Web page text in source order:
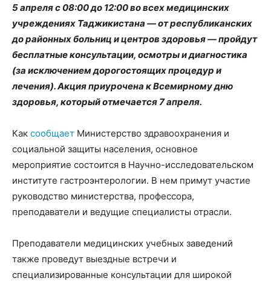
5 апреля с 08:00 до 12:00 во всех медицинских
учреждениях Таджикистана — от республиканских
до районных больниц и центров здоровья — пройдут
бесплатные консультации, осмотры и диагностика
(за исключением дорогостоящих процедур и
лечения). Акция приурочена к Всемирному дню
здоровья, который отмечается 7 апреля.
Как сообщает Министерство здравоохранения и
социальной защиты населения, основное
мероприятие состоится в Научно-исследовательском
институте гастроэнтерологии. В нем примут участие
руководство министерства, профессора,
преподаватели и ведущие специалисты отрасли.
Преподаватели медицинских учебных заведений
также проведут выездные встречи и
специализированные консультации для широкой